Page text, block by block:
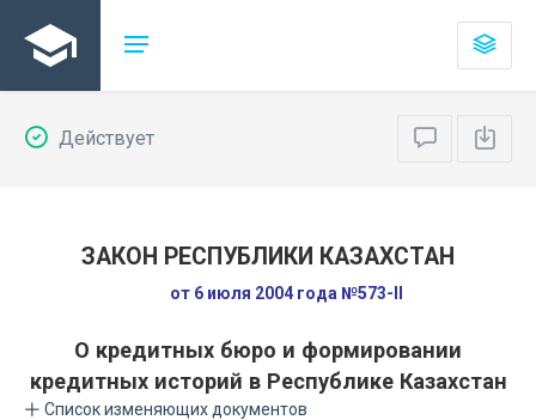
Действует
ЗАКОН РЕСПУБЛИКИ КАЗАХСТАН
от 6 июля 2004 года №573-II
О кредитных бюро и формировании
кредитных историй в Республике Казахстан
Список изменяющих документов